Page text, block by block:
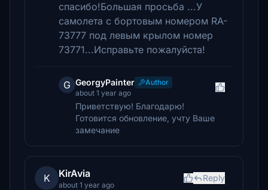
спасибо!Большая просьба ...У
самолета с бортовым номером RA-
73777 под левым крылом номер
73771...Исправьте пожалуйста!
G GeorgyPainter
Author
about 1 year ago
Приветствую! Благодарю!
Готовится обновление, учту Ваше
замечание
K KirAvia
about 1 year ago
Reply